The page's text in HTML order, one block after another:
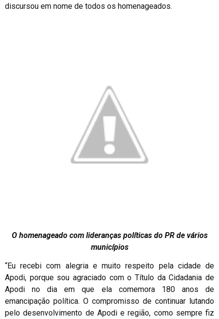
discursou em nome de todos os homenageados.
O homenageado com lideranças políticas do PR de vários
municípios
“Eu recebi com alegria e muito respeito pela cidade de
Apodi, porque sou agraciado com o Título da Cidadania de
Apodi no dia em que ela comemora 180 anos de
emancipação política. O compromisso de continuar lutando
pelo desenvolvimento de Apodi e região, como sempre fiz